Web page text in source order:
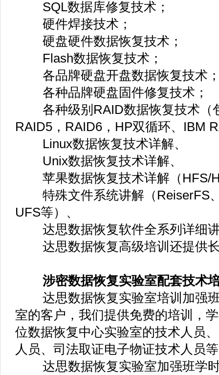
六 数据恢复实验室配套技术培训
数据恢复实验室为客户培养数据
达思数据恢复实验室培训内容
辑类数据恢复技术详解；
NTFS、FAT、exFAT文件系统
逻辑类数据恢复技术实战；
SQL数据库修复技术；
硬件焊接技术；